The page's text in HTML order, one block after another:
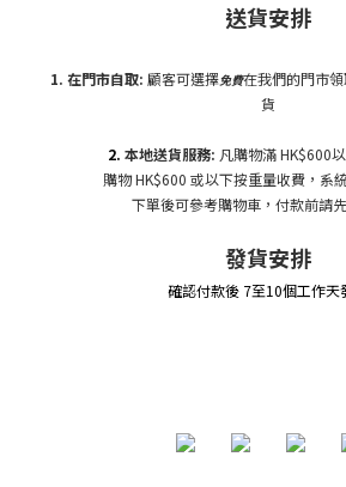
送貨安排
1. 在門市自取: 顧客可選擇免費在我們的門市
貨
2. 本地送貨服務: 凡購物滿 HK$600
購物 HK$600 或以下按重量收費，系
下單後可參考購物車，付款前請
發貨安排
確認付款後 7至10個工作天